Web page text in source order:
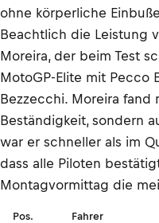
ohne körperliche
Beachtlich die Leistung
Moreira, der beim Test
MotoGP-Elite mit Pecco
Bezzecchi. Moreira fand
Beständigkeit, sondern
war er schneller als im
dass alle Piloten
Montagvormittag die
Pos. Fahrer